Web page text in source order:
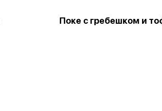
Поке с гребешком и